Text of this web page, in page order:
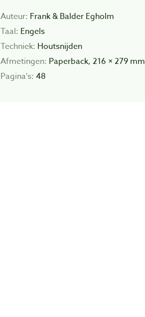
Auteur: Frank & Balder Egholm
Taal: Engels
Techniek: Houtsnijden
Afmetingen: Paperback, 216 × 279 mm
Pagina's: 48